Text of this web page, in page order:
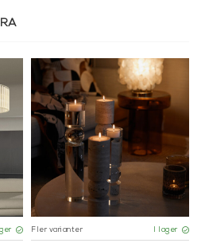
Fler varianter I lager